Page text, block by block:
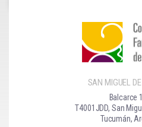
SAN MIGUEL
Balcarce
T4001JDD, San
Tucumán,